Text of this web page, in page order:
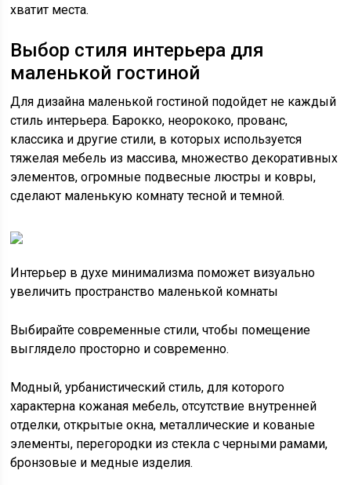
хватит места.
Выбор стиля интерьера для
маленькой гостиной
Для дизайна маленькой гостиной подойдет не каждый
стиль интерьера. Барокко, неорококо, прованс,
классика и другие стили, в которых используется
тяжелая мебель из массива, множество декоративных
элементов, огромные подвесные люстры и ковры,
сделают маленькую комнату тесной и темной.
Интерьер в духе минимализма поможет визуально
увеличить пространство маленькой комнаты
Выбирайте современные стили, чтобы помещение
выглядело просторно и современно.
Модный, урбанистический стиль, для которого
характерна кожаная мебель, отсутствие внутренней
отделки, открытые окна, металлические и кованые
элементы, перегородки из стекла с черными рамами,
бронзовые и медные изделия.